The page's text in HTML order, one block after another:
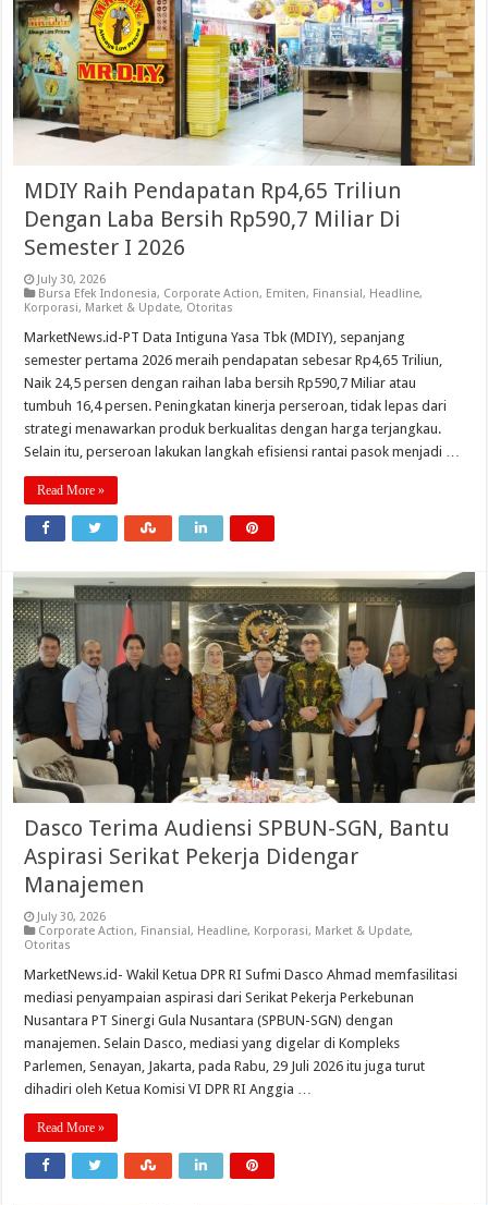
MDIY Raih Pendapatan Rp4,65 Triliun
Dengan Laba Bersih Rp590,7 Miliar Di
Semester I 2026
July 30, 2026
Bursa Efek Indonesia, Corporate Action, Emiten, Finansial, Headline,
Korporasi, Market & Update, Otoritas
MarketNews.id-PT Data Intiguna Yasa Tbk (MDIY), sepanjang
semester pertama 2026 meraih pendapatan sebesar Rp4,65 Triliun,
Naik 24,5 persen dengan raihan laba bersih Rp590,7 Miliar atau
tumbuh 16,4 persen. Peningkatan kinerja perseroan, tidak lepas dari
strategi menawarkan produk berkualitas dengan harga terjangkau.
Selain itu, perseroan lakukan langkah efisiensi rantai pasok menjadi …
Read More »
Dasco Terima Audiensi SPBUN-SGN, Bantu
Aspirasi Serikat Pekerja Didengar
Manajemen
July 30, 2026
Corporate Action, Finansial, Headline, Korporasi, Market & Update,
Otoritas
MarketNews.id- Wakil Ketua DPR RI Sufmi Dasco Ahmad memfasilitasi
mediasi penyampaian aspirasi dari Serikat Pekerja Perkebunan
Nusantara PT Sinergi Gula Nusantara (SPBUN-SGN) dengan
manajemen. Selain Dasco, mediasi yang digelar di Kompleks
Parlemen, Senayan, Jakarta, pada Rabu, 29 Juli 2026 itu juga turut
dihadiri oleh Ketua Komisi VI DPR RI Anggia …
Read More »